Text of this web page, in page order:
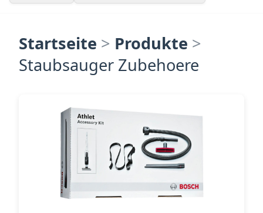
Startseite > Produkte >
Staubsauger Zubehoere